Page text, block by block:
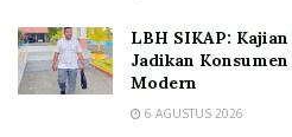
LBH SIKAP:
Jadikan
Modern
6 AGUSTUS 2026